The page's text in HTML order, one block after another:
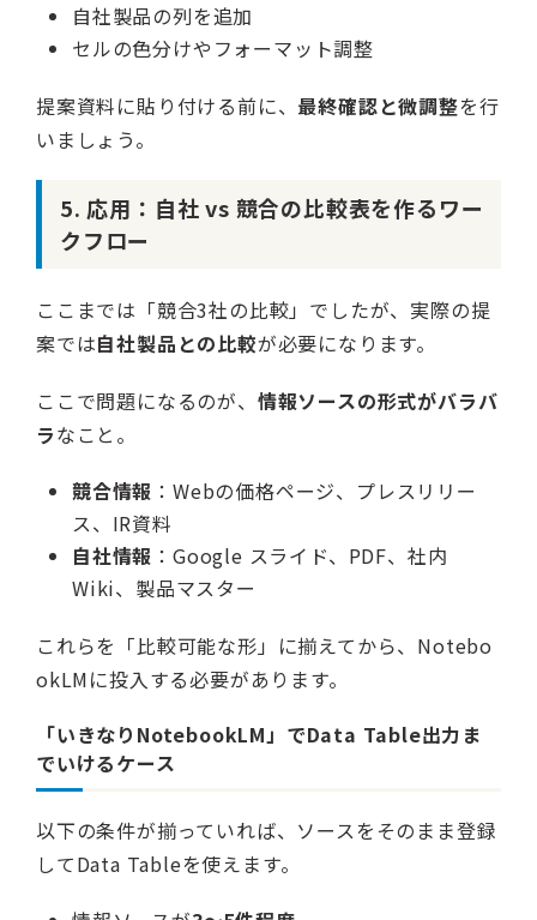
自社製品の列を追加
セルの色分けやフォーマット調整
提案資料に貼り付ける前に、 最終確認と微調整を行
いましょう。
5. 応用：自社 vs 競合の比較表を作るワー
クフロー
ここまでは「競合3社の比較」でしたが、実際の提
案では自社製品との比較が必要になります。
ここで問題になるのが、 情報ソースの形式がバラバ
ラなこと。
競合情報 ：Webの価格ページ、プレスリリー
ス、IR資料
自社情報 ：Google スライド、PDF、社内
Wiki、製品マスター
これらを「比較可能な形」に揃えてから、Notebo
okLMに投入する必要があります。
「いきなりNotebookLM」でData Table出力ま
でいけるケース
以下の条件が揃っていれば、ソースをそのまま登録
してData Tableを使えます。